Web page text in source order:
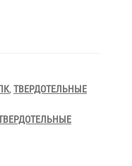
, ТВЕРДОТЕЛЬНЫЕ